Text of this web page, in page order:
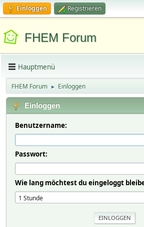
Einloggen Registrieren
FHEM Forum
Hauptmenü
FHEM Forum ► Einloggen
Einloggen
Benutzername:
Passwort:
Wie lang möchtest du eingeloggt